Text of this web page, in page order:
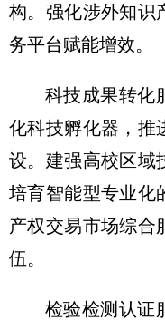
构。强化涉外知识
务平台赋能增效。
科技成果转化
化科技孵化器，推
设。建强高校区域
培育智能型专业化
产权交易市场综合
伍。
检验检测认证